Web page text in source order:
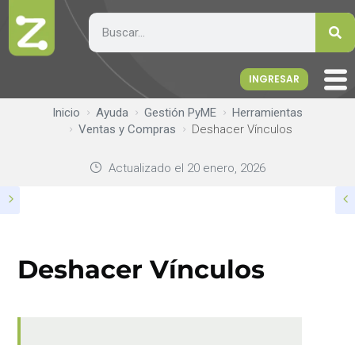
INGRESAR
Inicio Ayuda Gestión PyME
Herramientas
Ventas y Compras
Deshacer Vínculos
Actualizado el 20 enero, 2026
Deshacer Vínculos